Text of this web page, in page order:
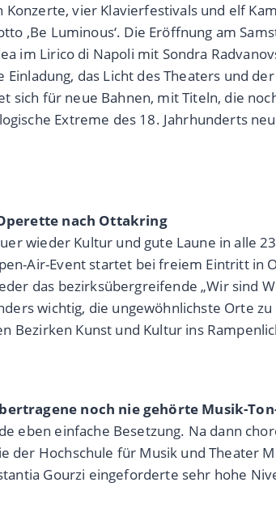
vier Klavierfestivals und elf
‚Be Luminous‘. Die Eröffnung am
im Lirico di Napoli mit Sondra
Einladung, das Licht des Theaters und
sich für neue Bahnen, mit Titeln, die
Extreme des 18. Jahrhunderts
nach Ottakring
wieder Kultur und gute Laune in
Air-Event startet bei freiem Eintritt in
das bezirksübergreifende „Wir sind
wichtig, die ungewöhnlichste Orte
Bezirken Kunst und Kultur ins
noch nie gehörte Musik-
eben einfache Besetzung. Na dann
der Hochschule für Musik und Theater
Gourzi eingeforderte sehr hohe